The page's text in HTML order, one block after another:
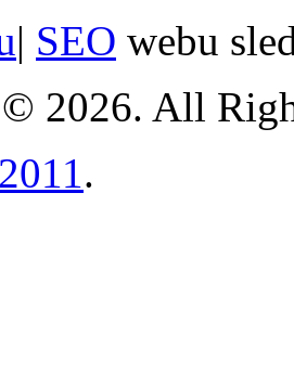
| SEO webu
2026. All
.